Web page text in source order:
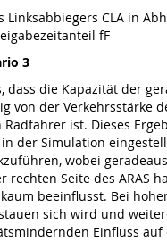
Linksabbiegers CLA in
fF
3
dass die Kapazität der
von der Verkehrsstärke
ist. Dieses
der Simulation
wobei
rechten Seite des ARAS
beeinflusst. Bei
sich wird und
Einfluss auf